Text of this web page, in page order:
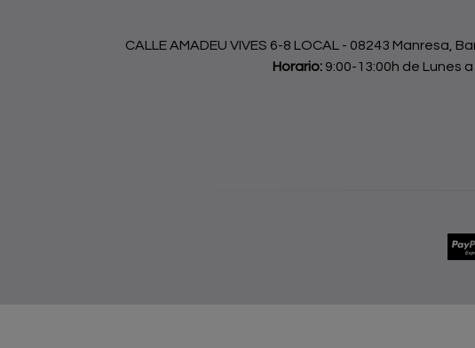
CALLE AMADEU VIVES 6-8 LOCAL - 08243 Manresa,
Horario: 9:00-13:00h de Lunes a